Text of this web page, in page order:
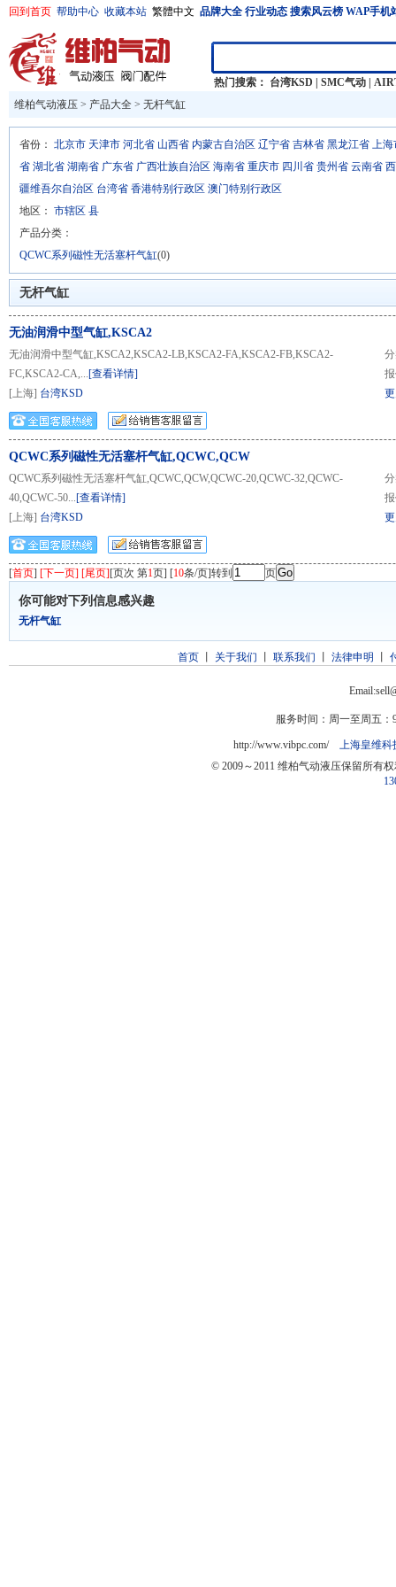
回到首页 帮助中心 收藏本站 繁體中文 品牌大全 行业动态 搜索风云榜 WAP手机
热门搜索： 台湾KSD SMC气动
维柏气动液压 > 产品大全 > 无杆气缸
省份： 北京市 天津市 河北省 山西省 内蒙古自治区 辽宁省 吉林省 黑龙江省 上海
省 湖北省 湖南省 广东省 广西壮族自治区 海南省 重庆市 四川省 贵州省 云南省
疆维吾尔自治区 台湾省 香港特别行政区 澳门特别行政区
地区： 市辖区 县
产品分类：
QCWC系列磁性无活塞杆气缸(0)
无杆气缸
无油润滑中型气缸,KSCA2
无油润滑中型气缸,KSCA2,KSCA2-LB,KSCA2-FA,KSCA2-FB,KSCA2-
FC,KSCA2-CA,...[查看详情]
[上海] 台湾KSD
QCWC系列磁性无活塞杆气缸,QCWC,QCW
QCWC系列磁性无活塞杆气缸,QCWC,QCW,QCWC-20,QCWC-32,QCWC-
40,QCWC-50...[查看详情]
[上海] 台湾KSD
[首页] [下一页] [尾页][页次 第1页] [10条/页]转到 页
你可能对下列信息感兴趣
无杆气缸
首页丨 关于我们 联系我们 法律申明
服务时间：周一至周五：
http://www.vibpc.com/ 上海皇维科
© 2009～2011 维柏气动液压保留所有